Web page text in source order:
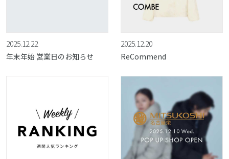
2025.12.22
年末年始 営業日のお知らせ
2025.12.20
ReCommend